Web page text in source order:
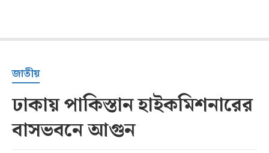
জাতীয়
ঢাকায় পাকিস্তান হাইকমিশনারের
বাসভবনে আগুন